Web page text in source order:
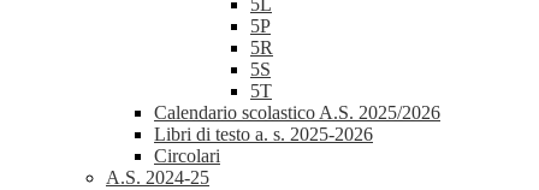
5L
5P
5R
5S
5T
Calendario scolastico A.S. 2025/2026
Libri di testo a. s. 2025-2026
Circolari
A.S. 2024-25